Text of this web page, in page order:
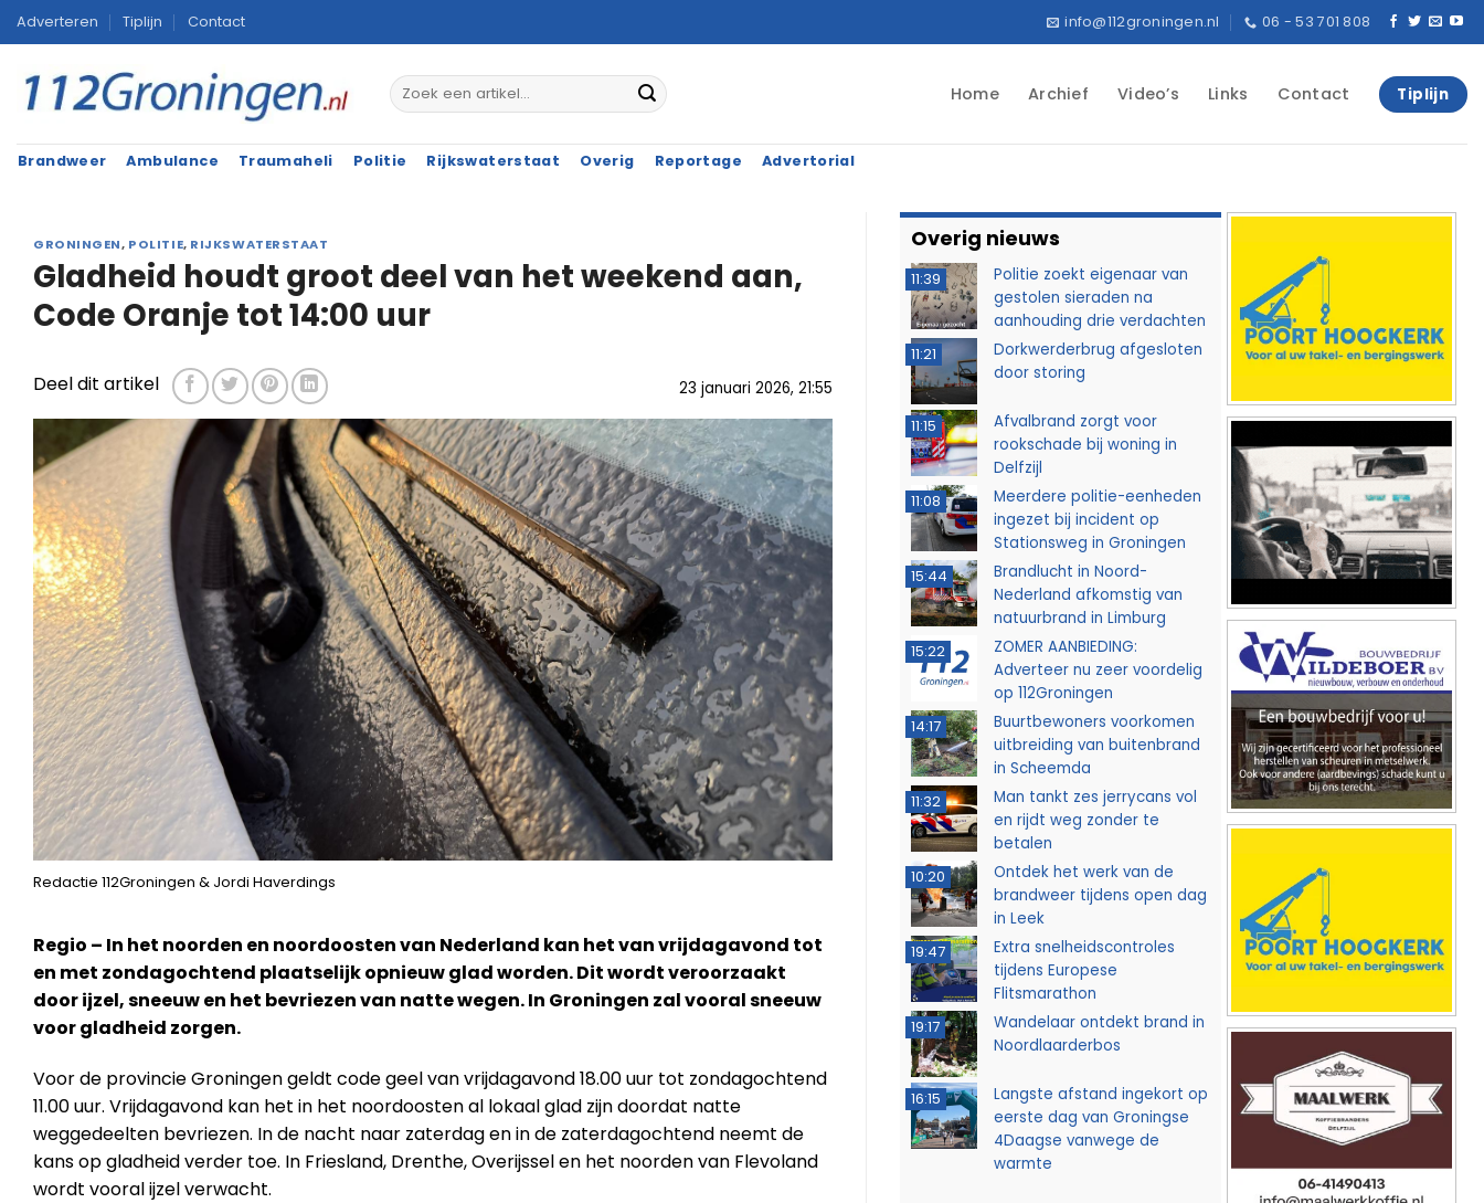
Ga
naar
inhoud
Adverteren Tiplijn Contact info@112groningen.nl 06 - 53 701 808
Home Archief Video’s Links Contact Tiplijn
Brandweer Ambulance Traumaheli Politie Rijkswaterstaat Overig Reportage Advertorial
GRONINGEN, POLITIE, RIJKSWATERSTAAT
Gladheid houdt groot deel van het weekend aan,
Code Oranje tot 14:00 uur
23 januari 2026, 21:55
Deel dit artikel
Redactie 112Groningen & Jordi Haverdings
Regio – In het noorden en noordoosten van Nederland kan het van vrijdagavond tot
en met zondagochtend plaatselijk opnieuw glad worden. Dit wordt veroorzaakt
door ijzel, sneeuw en het bevriezen van natte wegen. In Groningen zal vooral sneeuw
voor gladheid zorgen.
Voor de provincie Groningen geldt code geel van vrijdagavond 18.00 uur tot zondagochtend
11.00 uur. Vrijdagavond kan het in het noordoosten al lokaal glad zijn doordat natte
weggedeelten bevriezen. In de nacht naar zaterdag en in de zaterdagochtend neemt de
kans op gladheid verder toe. In Friesland, Drenthe, Overijssel en het noorden van Flevoland
wordt vooral ijzel verwacht.
Overig nieuws
11:39
Politie zoekt eigenaar van
gestolen sieraden na
aanhouding drie verdachten
11:21
Dorkwerderbrug afgesloten
door storing
11:15
Afvalbrand zorgt voor
rookschade bij woning in
Delfzijl
11:08
Meerdere politie-eenheden
ingezet bij incident op
Stationsweg in Groningen
15:44
Brandlucht in Noord-
Nederland afkomstig van
natuurbrand in Limburg
15:22
ZOMER AANBIEDING:
Adverteer nu zeer voordelig
op 112Groningen
14:17
Buurtbewoners voorkomen
uitbreiding van buitenbrand
in Scheemda
11:32
Man tankt zes jerrycans vol
en rijdt weg zonder te
betalen
10:20
Ontdek het werk van de
brandweer tijdens open dag
in Leek
19:47
Extra snelheidscontroles
tijdens Europese
Flitsmarathon
19:17
Wandelaar ontdekt brand in
Noordlaarderbos
16:15
Langste afstand ingekort op
eerste dag van Groningse
4Daagse vanwege de
warmte